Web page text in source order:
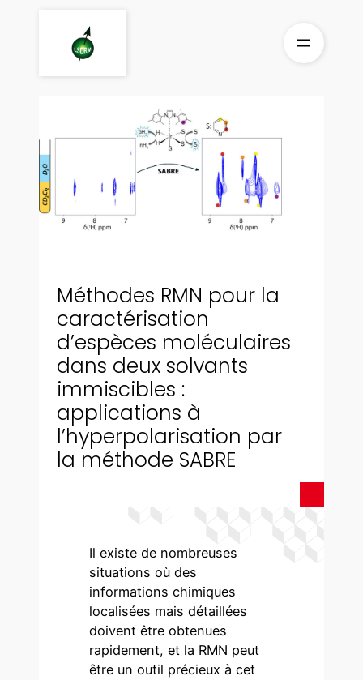
Méthodes RMN pour la
caractérisation
d’espèces moléculaires
dans deux solvants
immiscibles :
applications à
l’hyperpolarisation par
la méthode SABRE
Il existe de nombreuses
situations où des
informations chimiques
localisées mais détaillées
doivent être obtenues
rapidement, et la RMN peut
être un outil précieux à cet